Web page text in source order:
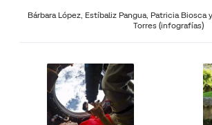
Bárbara López, Estíbaliz Pangua, Patricia Biosca y
Torres (infografías)